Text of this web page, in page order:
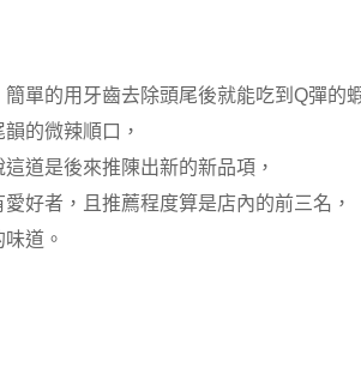
單的用牙齒去除頭尾後就能吃到Q彈的
的微辣順口，
道是後來推陳出新的新品項，
好者，且推薦程度算是店內的前三名，
道。